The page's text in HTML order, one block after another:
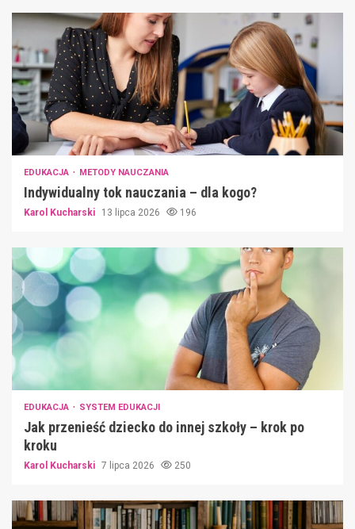
EDUKACJA METODY NAUCZANIA
Indywidualny tok nauczania – dla kogo?
Karol Kucharski 13 lipca 2026 196
EDUKACJA SYSTEM EDUKACJI
Jak przenieść dziecko do innej szkoły – krok po
kroku
Karol Kucharski 7 lipca 2026 250